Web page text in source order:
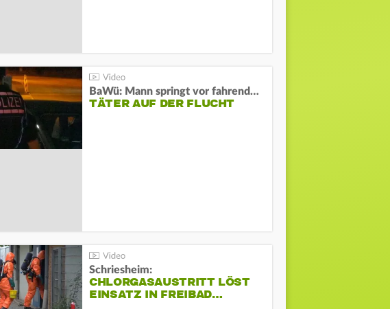
BaWü: Mann springt vor fahrendes Auto und schießt
TÄTER AUF DER FLUCHT
Schriesheim:
CHLORGASAUSTRITT LÖST
EINSATZ IN FREIBAD…